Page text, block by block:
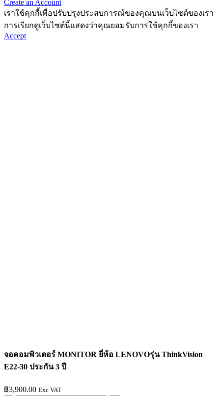
Create an Account
เราใช้คุกกี้เพื่อปรับปรุงประสบการณ์ของคุณบนเว็บไซต์ของเรา
การเรียกดูเว็บไซต์นี้แสดงว่าคุณยอมรับการใช้คุกกี้ของเรา
Accept
จอคอมพิวเตอร์ MONITOR ยี่ห้อ LENOVOรุ่น ThinkVision
E22-30 ประกัน 3 ปี
฿3,900.00 Exc VAT